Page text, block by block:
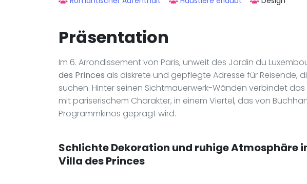
Präsentation
Im 6. Arrondissement von Paris, unweit des Jardin du
des Princes als diskrete und gepflegte Adresse für Reisende,
suchen. Hinter seinen Sichtmauerwerk-Wänden verbindet
mit pariserischem Charakter, in einem Viertel, das von
Programmkinos geprägt wird.
Schlichte Dekoration und ruhige Atmosphäre
Villa des Princes